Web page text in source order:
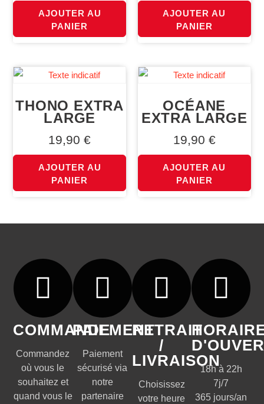
AJOUTER AU
PANIER
AJOUTER AU
PANIER
THONO EXTRA
LARGE
19,90€
AJOUTER AU
PANIER
OCÉANE
EXTRA LARGE
19,90 €
AJOUTER AU
PANIER
COMMANDE
Commandez
où vous le
souhaitez et
quand vous le
PAIEMENT
Paiement
sécurisé via
notre
partenaire
RETRAIT
/
LIVRAISON
Choisissez
votre heure
18h à 22h
7j/7
365 jours/an